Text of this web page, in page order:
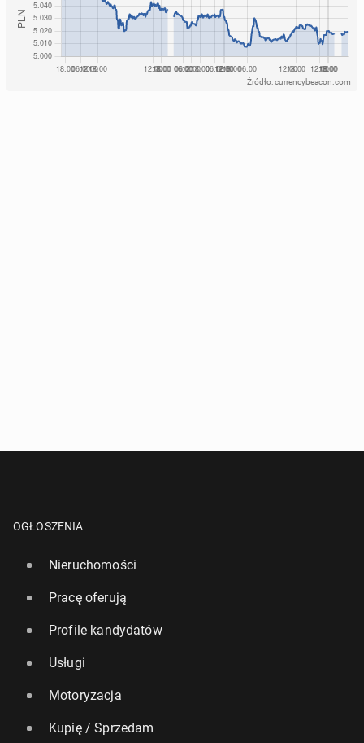
Źródło: currencybeacon.com
OGŁOSZENIA
Nieruchomości
Pracę oferują
Profile kandydatów
Usługi
Motoryzacja
Kupię / Sprzedam